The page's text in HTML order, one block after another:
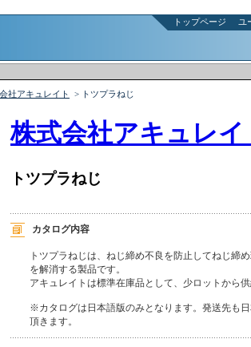
トップページ ユ
社アキュレイト > トツプラねじ
株式会社アキュレイ
トツプラねじ
カタログ内容
トツプラねじは、ねじ締め不良を防止してねじ締
を解消する製品です。
アキュレイトは標準在庫品として、少ロットから供
※カタログは日本語版のみとなります。発送先も
頂きます。